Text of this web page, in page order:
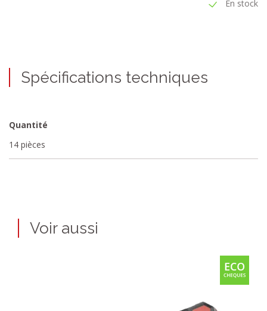
En stock
Spécifications techniques
Quantité
14 pièces
Voir aussi